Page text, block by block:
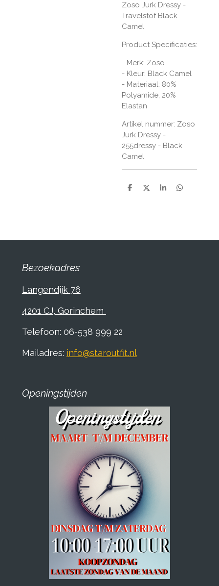
Zoso Jurk Dressy -
Travelstof Black
Camel
Product Specificaties:
- Merk: Zoso
- Kleur: Black Camel
- Materiaal: 80%
Polyamide, 20%
Elastan
Artikel nummer: Zoso
Jurk Dressy -
255dressy - Black
Camel
D
D
S
D
Bezoekadres
Langendijk 76
4201 CJ, Gorinchem
Telefoon: 06-538 999 22
Mailadres: info@staroutfit.nl
Openingstijden